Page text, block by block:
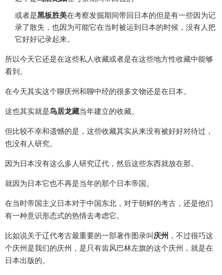
或者是黑板胜美在考察发掘期间带回日本的但是有一些因为记
录了散失，也因为可能它在当时被运到日本的时候，没有人把
它好好记录起来。
所以今天它还是在这些私人收藏或者是在这些地方性收藏中能够
看到。
在今天其实这个聊庆州和聊中经的很多文物还是在日本。
这也其实就是鸟居龙藏当年建立的收藏。
但比较不幸和遗憾的是，这些收藏其实从来没有被好好对待过，
也没有人研究。
因为日本没有这么多人研究辽代，然后这些东西就放在那。
就因为日本它也不再是当年的那个日本帝国。
在当时帝国主义日本对于中国东北，对于朝鲜的考古，还是他们
有一种意识形态式的热情去考虑它。
比如说关于辽代考古最重要的一部著作图录叫庆州 ，不过很巧这
个庆州是我们的庆州，是只有齿风巴林左旗的这个庆州，就是在
日本出版的。